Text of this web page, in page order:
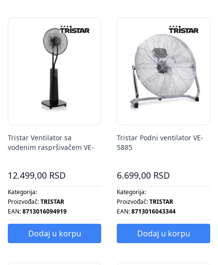
Tristar Ventilator sa
vodenim raspršivačem VE-
12.499,00 RSD
Kategorija:
Proizvođač:TRISTAR
EAN:8713016094919
Dodaj u korpu
Tristar Podni ventilator VE-
5885
6.699,00 RSD
Kategorija:
Proizvođač:TRISTAR
EAN:8713016043344
Dodaj u korpu